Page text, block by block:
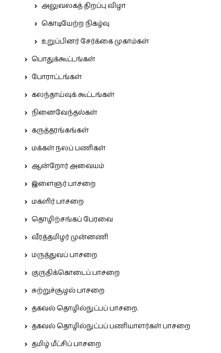
அலுவலகத் திறப்பு விழா
கொடியேற்ற நிகழ்வு
உறுப்பினர் சேர்க்கை முகாம்கள்
பொதுக்கூட்டங்கள்
போராட்டங்கள்
கலந்தாய்வுக் கூட்டங்கள்
நினைவேந்தல்கள்
கருத்தரங்கங்கள்
மக்கள் நலப் பணிகள்
ஆன்றோர் அவையம்
இளைஞர் பாசறை
மகளிர் பாசறை
தொழிற்சங்கப் பேரவை
வீரத்தமிழர் முன்னணி
மருத்துவப் பாசறை
குருதிக்கொடைப் பாசறை
சுற்றுச்சூழல் பாசறை
தகவல் தொழில்நுட்பப் பாசறை.
தகவல் தொழில்நுட்பப் பணியாளர்கள் பாசறை
தமிழ் மீட்சிப் பாசறை